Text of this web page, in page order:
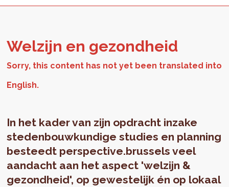
Welz­ijn en gezond­heid
In het kader van zijn opdracht inzake
stedenbouwkundige studies en planning
besteedt perspective.brussels veel
aandacht aan het aspect 'welzijn &
gezondheid', op gewestelijk én op lokaal